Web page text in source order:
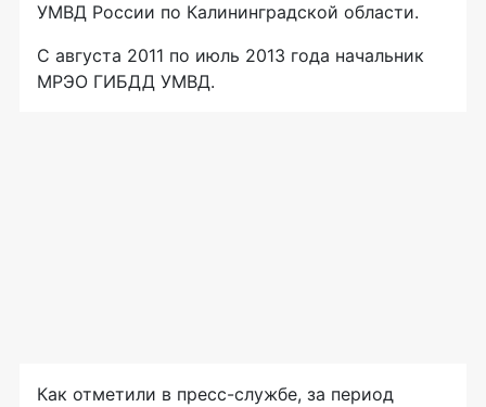
УМВД России по Калининградской области.
С августа 2011 по июль 2013 года начальник
МРЭО ГИБДД УМВД.
Как отметили в пресс-службе, за период